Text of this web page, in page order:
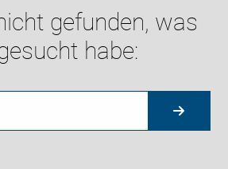
gefunden, was
habe: